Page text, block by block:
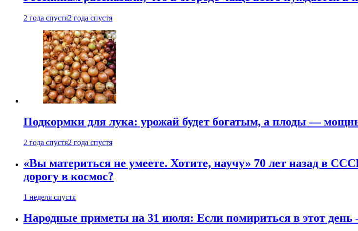
2 года спустя2 года спустя
Подкормки для лука: урожай будет богатым, а плоды —
2 года спустя2 года спустя
«Вы материться не умеете. Хотите, научу» 70 лет назад в
дорогу в космос?
1 неделя спустя
Народные приметы на 31 июля: Если помириться в этот день